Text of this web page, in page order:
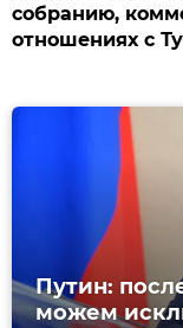
собранию,
отношениях с
Путин:
можем